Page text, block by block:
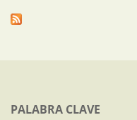
PALABRA CLAVE